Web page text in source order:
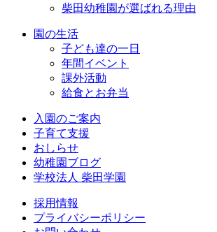
柴田幼稚園が選ばれる理由
園の生活
子ども達の一日
年間イベント
課外活動
給食とお弁当
入園のご案内
子育て支援
おしらせ
幼稚園ブログ
学校法人 柴田学園
採用情報
プライバシーポリシー